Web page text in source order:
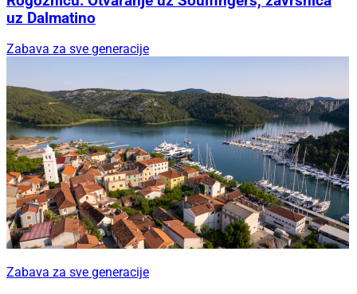
uz Dalmatino
Zabava za sve generacije
Zabava za sve generacije